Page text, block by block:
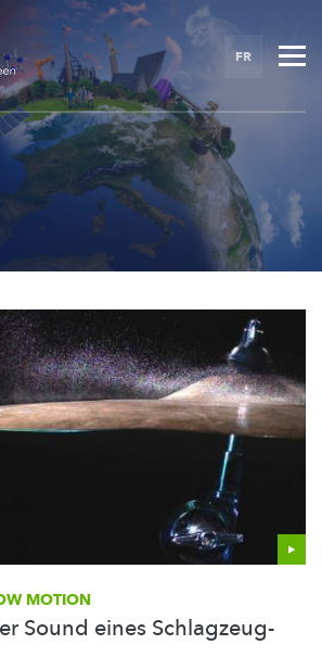
FR
MOTION
Sound eines Schlagzeug-